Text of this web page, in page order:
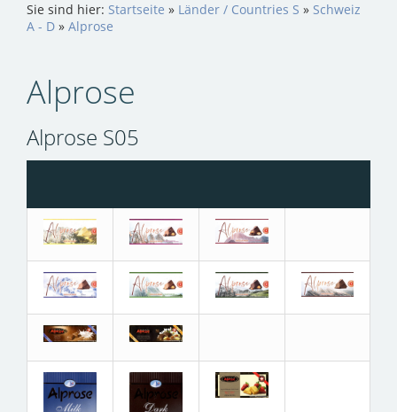
Sie sind hier: Startseite » Länder / Countries S » Schweiz
A - D » Alprose
Alprose
Alprose S05